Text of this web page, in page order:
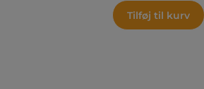
Tilføj til kurv